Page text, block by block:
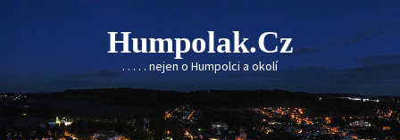
Skip
to
content
Humpolak.cz
. . . . . nejen o Humpolci a okolí